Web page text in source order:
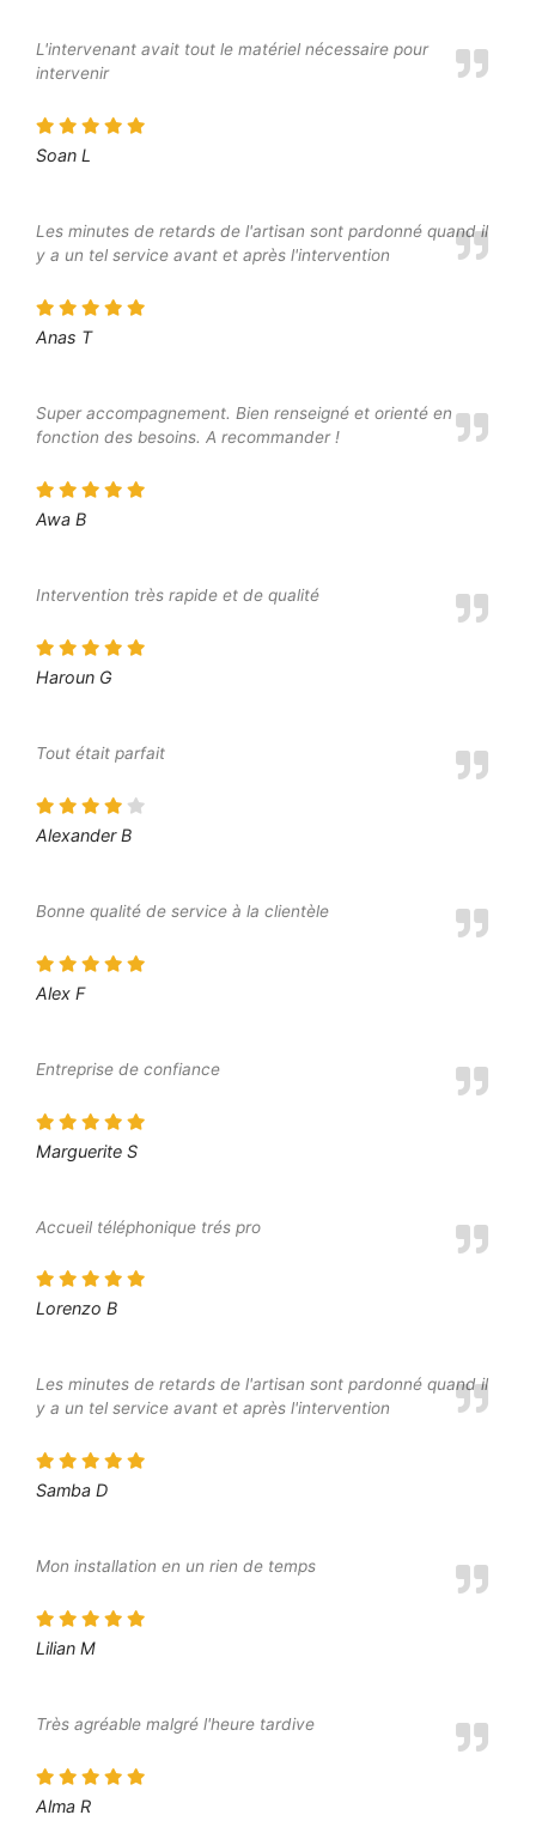
L'intervenant avait tout le matériel nécessaire pour
intervenir
Soan L
Les minutes de retards de l'artisan sont pardonné quand il
y a un tel service avant et après l'intervention
Anas T
Super accompagnement. Bien renseigné et orienté en
fonction des besoins. A recommander !
Awa B
Intervention très rapide et de qualité
Haroun G
Tout était parfait
Alexander B
Bonne qualité de service à la clientèle
Alex F
Entreprise de confiance
Marguerite S
Accueil téléphonique trés pro
Lorenzo B
Les minutes de retards de l'artisan sont pardonné quand il
y a un tel service avant et après l'intervention
Samba D
Mon installation en un rien de temps
Lilian M
Très agréable malgré l'heure tardive
Alma R